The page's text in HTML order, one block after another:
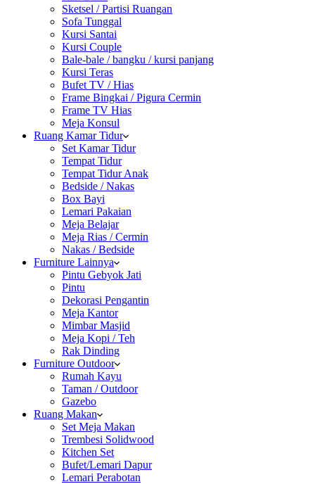
Sketsel / Partisi Ruangan
Sofa Tunggal
Kursi Santai
Kursi Couple
Bale-bale / bangku / kursi panjang
Kursi Teras
Bufet TV / Hias
Frame Bingkai / Pigura Cermin
Frame TV Hias
Meja Konsul
Ruang Kamar Tidur
Set Kamar Tidur
Tempat Tidur
Tempat Tidur Anak
Bedside / Nakas
Box Bayi
Lemari Pakaian
Meja Belajar
Meja Rias / Cermin
Nakas / Bedside
Furniture Lainnya
Pintu Gebyok Jati
Pintu
Dekorasi Pengantin
Meja Kantor
Mimbar Masjid
Meja Kopi / Teh
Rak Dinding
Furniture Outdoor
Rumah Kayu
Taman / Outdoor
Gazebo
Ruang Makan
Set Meja Makan
Trembesi Solidwood
Kitchen Set
Bufet/Lemari Dapur
Lemari Perabotan